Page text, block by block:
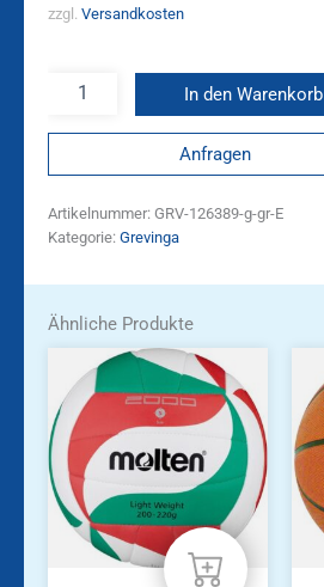
zzgl. Versandkosten
In den Warenkorb
Anfragen
Artikelnummer: GRV-126389-g-gr-E
Kategorie: Grevinga
Ähnliche Produkte